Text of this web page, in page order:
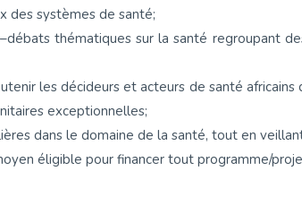
des systèmes de santé;
thématiques sur la santé regroupant
les décideurs et acteurs de santé
exceptionnelles;
dans le domaine de la santé, tout en
éligible pour financer tout programme/